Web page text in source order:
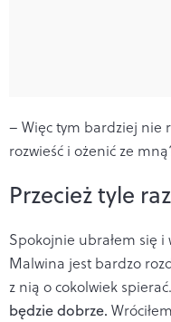
– Więc tym bardziej nie
rozwieść i ożenić ze
Przecież tyle
Spokojnie ubrałem się i
Malwina jest bardzo
z nią o cokolwiek spierać.
będzie dobrze.